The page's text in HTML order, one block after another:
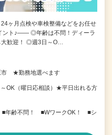
ヶ月点検や車検整備などをお任せ
ント♪―― ◎年齢は不問！ディーラ
歓迎！ ◎週3日～O…
市 ★勤務地選べます
OK（曜日応相談）★平日出れる方
■年齢不問！ ■WワークOK！ ■シ